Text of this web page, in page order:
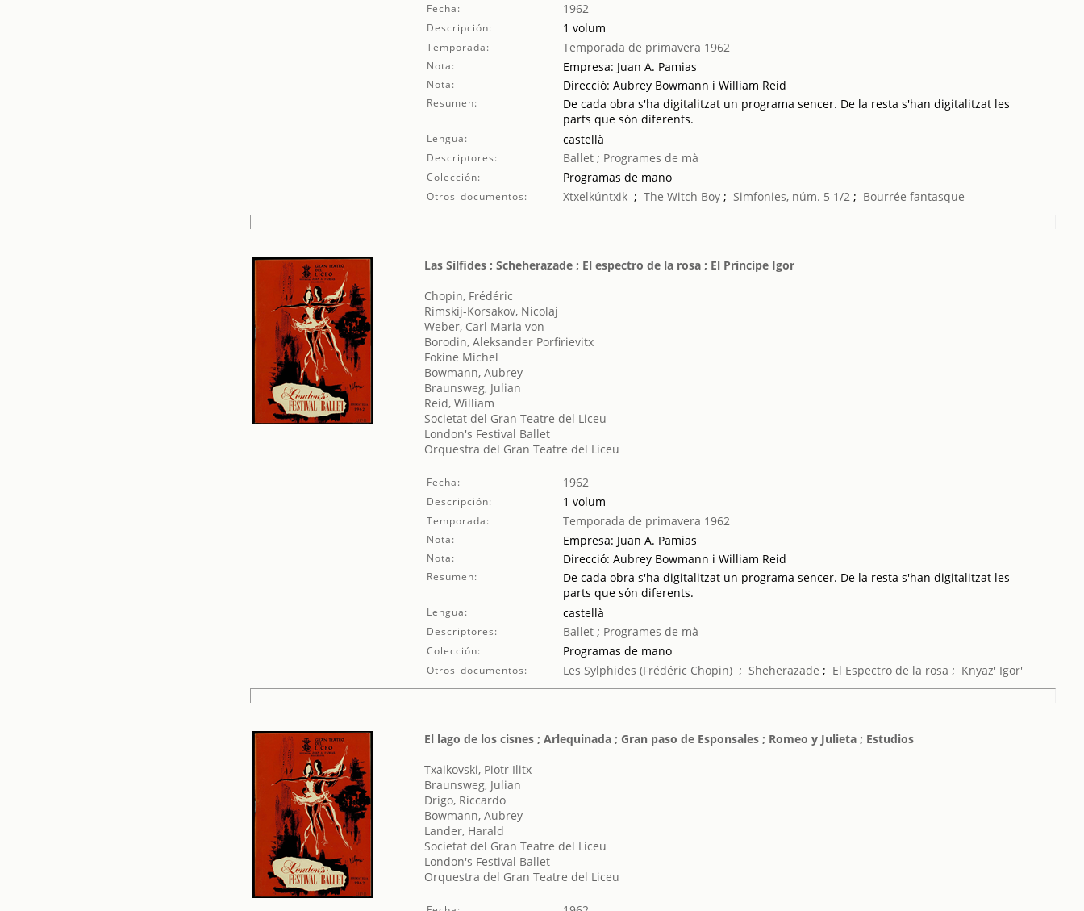
Fecha: 1962
Descripción: 1 volum
Temporada: Temporada de primavera 1962
Nota: Empresa: Juan A. Pamias
Nota: Direcció: Aubrey Bowmann i William Reid
Resumen:
De cada obra s'ha digitalitzat un programa sencer. De la resta s'han digitalitzat les
parts que són diferents.
Lengua: castellà
Descriptores: Ballet; Programes de mà
Colección: Programas de mano
Otros documentos: Xtxelkúntxik; The Witch Boy; Simfonies, núm. 5 1/2; Bourrée fantasque
Las Sílfides ; Scheherazade ; El espectro de la rosa ; El Príncipe Igor
Chopin, Frédéric
Rimskij-Korsakov, Nicolaj
Weber, Carl Maria von
Borodin, Aleksander Porfirievitx
Fokine Michel
Bowmann, Aubrey
Braunsweg, Julian
Reid, William
Societat del Gran Teatre del Liceu
London's Festival Ballet
Orquestra del Gran Teatre del Liceu
Fecha: 1962
Descripción: 1 volum
Temporada: Temporada de primavera 1962
Nota: Empresa: Juan A. Pamias
Nota: Direcció: Aubrey Bowmann i William Reid
Resumen:
De cada obra s'ha digitalitzat un programa sencer. De la resta s'han digitalitzat les
parts que són diferents.
Lengua: castellà
Descriptores: Ballet; Programes de mà
Colección: Programas de mano
Otros documentos: Les Sylphides (Frédéric Chopin); Sheherazade ; El Espectro de la rosa ; Knyaz' Igor'
El lago de los cisnes ; Arlequinada ; Gran paso de Esponsales ; Romeo y Julieta ; Estudios
Txaikovski, Piotr Ilitx
Braunsweg, Julian
Drigo, Riccardo
Bowmann, Aubrey
Lander, Harald
Societat del Gran Teatre del Liceu
London's Festival Ballet
Orquestra del Gran Teatre del Liceu